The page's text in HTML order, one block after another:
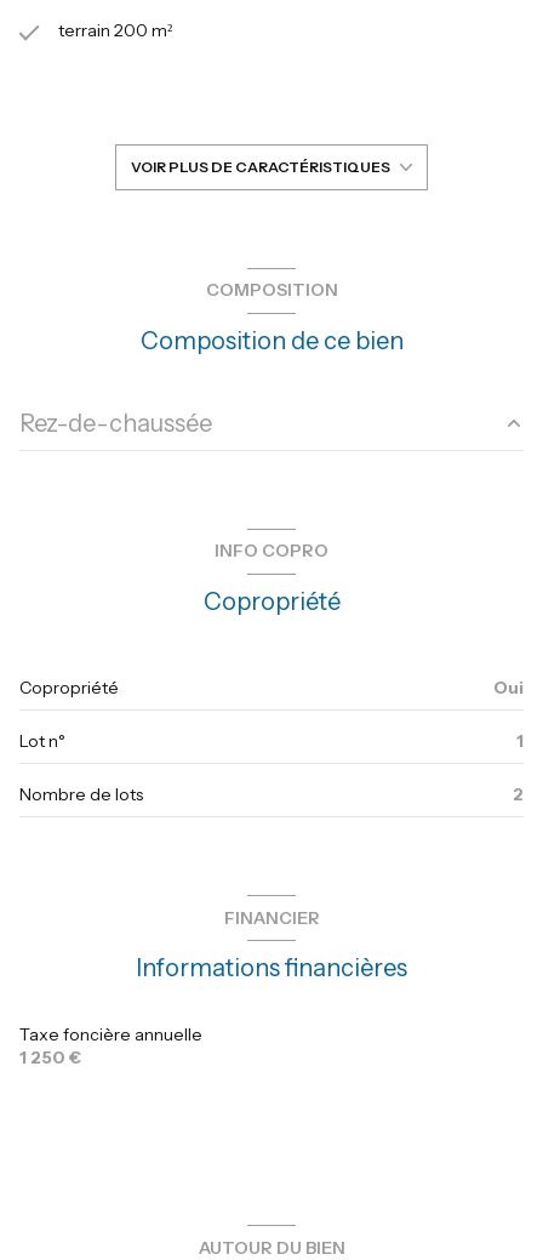
terrain 200 m²
cuisine américaine (équipée)
vue jardin
VOIR PLUS DE CARACTÉRISTIQUES
COMPOSITION
Composition de ce bien
Rez-de-chaussée
INFO COPRO
Copropriété
Copropriété Oui
Lot n° 1
Nombre de lots 2
FINANCIER
Informations financières
Taxe foncière annuelle
1 250 €
AUTOUR DU BIEN